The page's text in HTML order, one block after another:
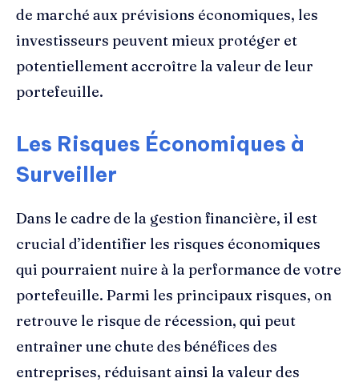
de marché aux prévisions économiques, les
investisseurs peuvent mieux protéger et
potentiellement accroître la valeur de leur
portefeuille.
Les Risques Économiques à
Surveiller
Dans le cadre de la gestion financière, il est
crucial d’identifier les risques économiques
qui pourraient nuire à la performance de votre
portefeuille. Parmi les principaux risques, on
retrouve le risque de récession, qui peut
entraîner une chute des bénéfices des
entreprises, réduisant ainsi la valeur des